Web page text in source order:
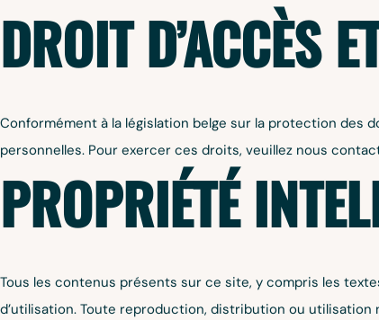
DROIT D’ACCÈS
Conformément à la législation belge sur la protection des
personnelles. Pour exercer ces droits, veuillez nous
PROPRIÉTÉ
Tous les contenus présents sur ce site, y compris les
d’utilisation. Toute reproduction, distribution ou